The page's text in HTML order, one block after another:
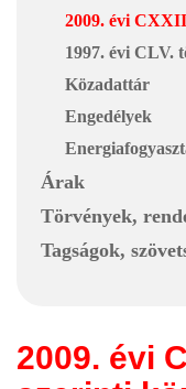
2009. évi
1997. évi CLV.
Közadattár
Engedélyek
Árak
Törvények,
Tagságok,
2009. évi